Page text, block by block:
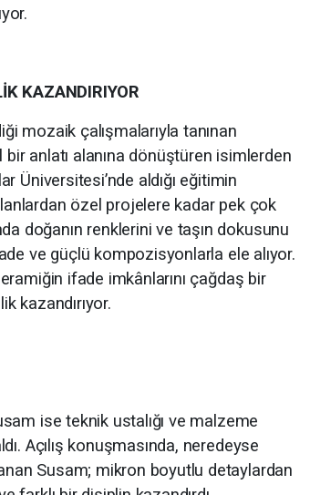
KAZANDIRIYOR
mozaik çalışmalarıyla tanınan
anlatı alanına dönüştüren isimlerden
Üniversitesi’nde aldığı eğitimin
özel projelere kadar pek çok
doğanın renklerini ve taşın dokusunu
ve güçlü kompozisyonlarla ele alıyor.
ifade imkânlarını çağdaş bir
kazandırıyor.
ise teknik ustalığı ve malzeme
Açılış konuşmasında, neredeyse
Susam; mikron boyutlu detaylardan